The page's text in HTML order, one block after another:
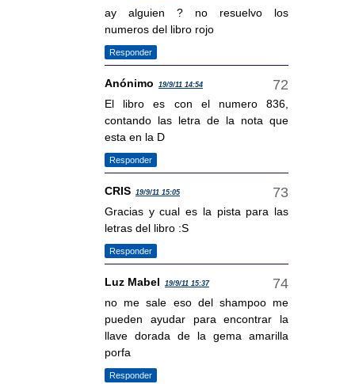
ay alguien ? no resuelvo los
numeros del libro rojo
Responder
Anónimo 19/9/11 14:54
El libro es con el numero 836,
contando las letra de la nota que
esta en la D
Responder
CRIS 19/9/11 15:05
Gracias y cual es la pista para las
letras del libro :S
Responder
Luz Mabel 19/9/11 15:37
no me sale eso del shampoo me
pueden ayudar para encontrar la
llave dorada de la gema amarilla
porfa
Responder